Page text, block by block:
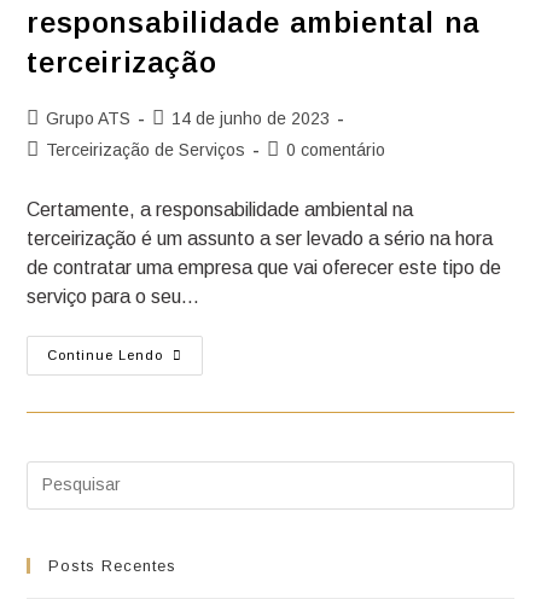
responsabilidade ambiental na
terceirização
Grupo ATS
14 de junho de 2023
Terceirização de Serviços
0 comentário
Certamente, a responsabilidade ambiental na
terceirização é um assunto a ser levado a sério na hora
de contratar uma empresa que vai oferecer este tipo de
serviço para o seu…
Continue Lendo
Posts Recentes